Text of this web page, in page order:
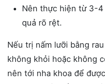
Nên thực hiện từ 3-
quả rõ rệt.
Nếu trị nấm lưỡi bằng
không khỏi hoặc không
nên tới nha khoa để